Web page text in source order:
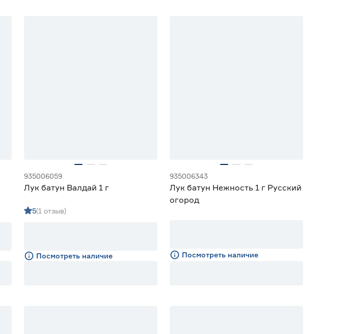
935006059
Лук батун Валдай 1 г
5(1 отзыв)
Посмотреть наличие
935006343
Лук батун Нежность 1 г Русский
огород
Посмотреть наличие